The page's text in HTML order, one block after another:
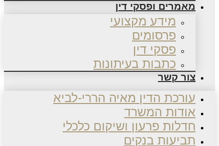
מאמרים ופסקי דין
מידע מקצועי
פרסומים
פסקי דין
כתבות בעיתונות
צור קשר
עורכת הדין מאיה הררי-לביא
אודות המשרד
חדלות פרעון ושיקום כלכלי
תביעות בנקים